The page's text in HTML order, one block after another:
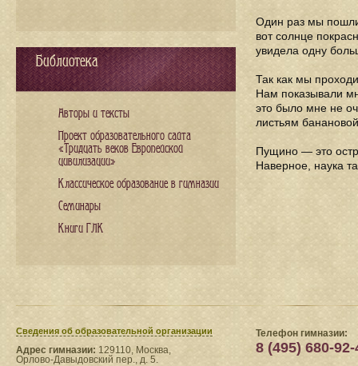
Один раз мы пошли
вот солнце
увидела одну
Так как мы
Нам показывали
это было мне не
листьям
Пущино — это
Наверное, наука
Библиотека
Авторы и тексты
Проект образовательного сайта
«Тридцать веков Европейской
цивилизации»
Классическое образование в гимназии
Семинары
Книги ГЛК
Сведения​ об образовательной организации
Адрес гимназии: 129110, Москва,
Орлово-Давыдовский пер., д. 5.
Телефон гимназии:
8 (495) 680-92-